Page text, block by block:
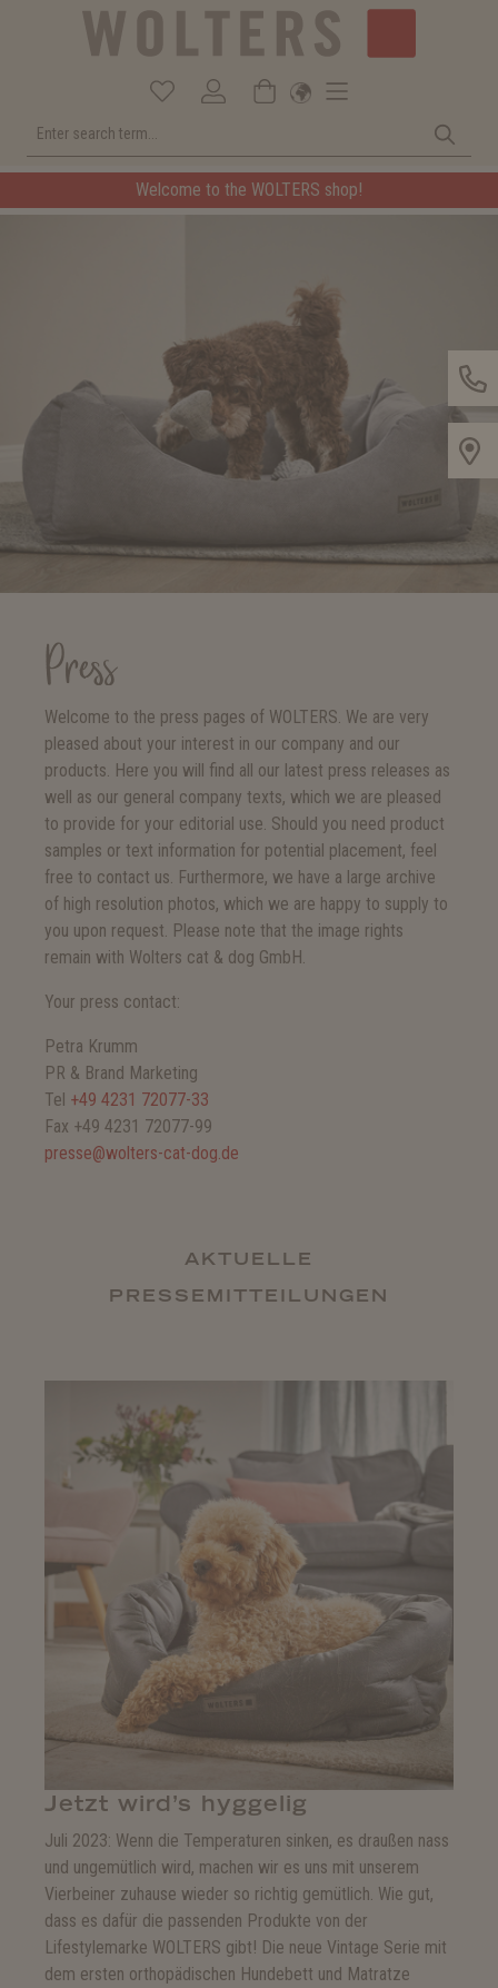
Welcome to the WOLTERS shop!
Press
Welcome to the press pages of WOLTERS. We are very
pleased about your interest in our company and our
products. Here you will find all our latest press releases as
well as our general company texts, which we are pleased
to provide for your editorial use. Should you need product
samples or text information for potential placement, feel
free to contact us. Furthermore, we have a large archive
of high resolution photos, which we are happy to supply to
you upon request. Please note that the image rights
remain with Wolters cat & dog GmbH.
Your press contact:
Petra Krumm
PR & Brand Marketing
Tel +49 4231 72077-33
Fax +49 4231 72077-99
presse@wolters-cat-dog.de
AKTUELLE
PRESSEMITTEILUNGEN
Jetzt wird’s hyggelig
Juli 2023: Wenn die Temperaturen sinken, es draußen nass
und ungemütlich wird, machen wir es uns mit unserem
Vierbeiner zuhause wieder so richtig gemütlich. Wie gut,
dass es dafür die passenden Produkte von der
Lifestylemarke WOLTERS gibt! Die neue Vintage Serie mit
dem ersten orthopädischen Hundebett und Matratze